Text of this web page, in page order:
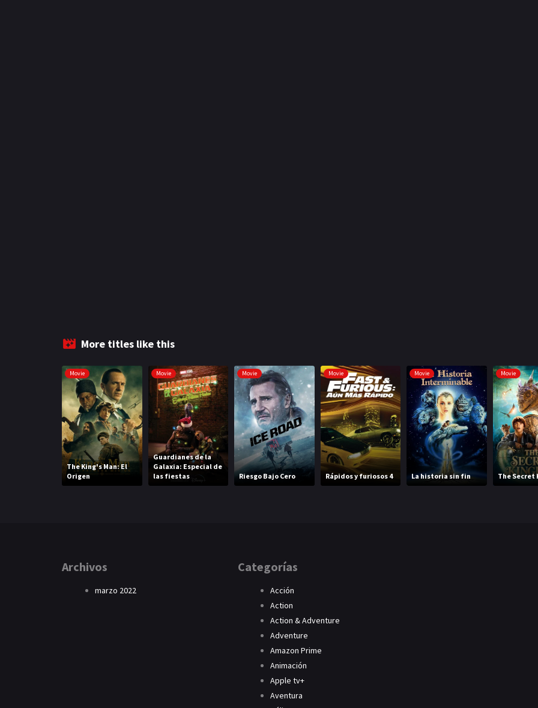
More titles like this
Movie
The King's Man: El
Origen
Movie
Guardianes de la
Galaxia: Especial de
las fiestas
Movie
Riesgo Bajo Cero
Movie
Rápidos y furiosos 4
Movie
La historia sin fin
Movie
The Secret
Archivos
marzo 2022
Categorías
Acción
Action
Action & Adventure
Adventure
Amazon Prime
Animación
Apple tv+
Aventura